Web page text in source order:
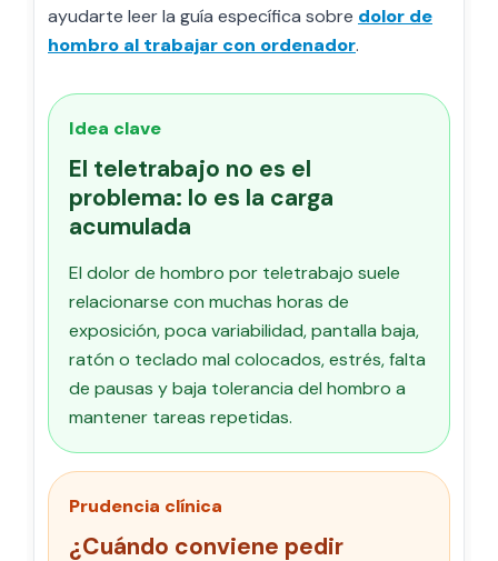
ayudarte leer la guía específica sobre dolor de
hombro al trabajar con ordenador.
Idea clave
El teletrabajo no es el
problema: lo es la carga
acumulada
El dolor de hombro por teletrabajo suele
relacionarse con muchas horas de
exposición, poca variabilidad, pantalla baja,
ratón o teclado mal colocados, estrés, falta
de pausas y baja tolerancia del hombro a
mantener tareas repetidas.
Prudencia clínica
¿Cuándo conviene pedir